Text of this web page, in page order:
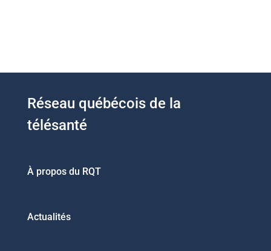
Réseau québécois de la
télésanté
À propos du RQT
Actualités